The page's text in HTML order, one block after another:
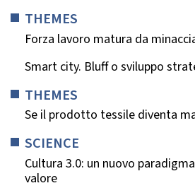
THEMES
Forza lavoro matura da
Smart city. Bluff o sviluppo
THEMES
Se il prodotto tessile diventa
SCIENCE
Cultura 3.0: un nuovo
valore